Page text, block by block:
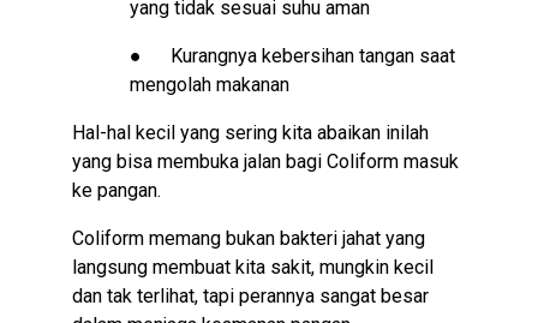
yang tidak sesuai suhu aman
●
Kurangnya kebersihan tangan saat
mengolah makanan
Hal-hal kecil yang sering kita abaikan inilah
yang bisa membuka jalan bagi Coliform masuk
ke pangan.
Coliform memang bukan bakteri jahat yang
langsung membuat kita sakit, mungkin kecil
dan tak terlihat, tapi perannya sangat besar